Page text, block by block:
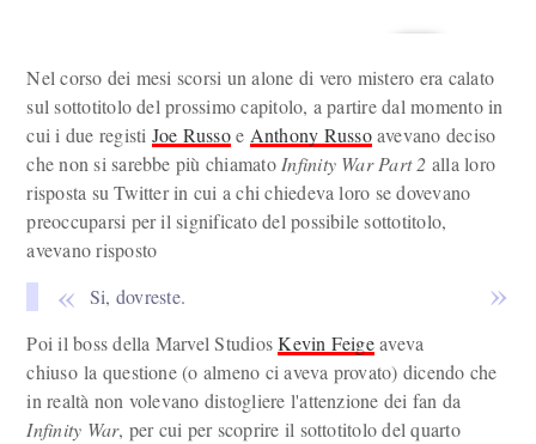
Nel corso dei mesi scorsi un alone di vero mistero era calato
sul sottotitolo del prossimo capitolo, a partire dal momento in
cui i due registi Joe Russoe Anthony Russoavevano deciso
che non si sarebbe più chiamato Infinity War Part 2 alla loro
risposta su Twitter in cui a chi chiedeva loro se dovevano
preoccuparsi per il significato del possibile sottotitolo,
avevano risposto
Si, dovreste.
Poi il boss della Marvel StudiosKevin Feigeaveva
chiuso la questione (o almeno ci aveva provato) dicendo che
in realtà non volevano distogliere l'attenzione dei fan da
Infinity War, per cui per scoprire il sottotitolo del quarto